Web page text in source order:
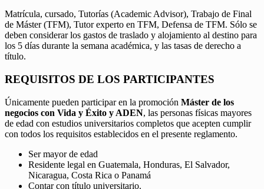
Matrícula, cursado, Tutorías (Academic Advisor), Trabajo de Final
de Máster (TFM), Tutor experto en TFM, Defensa de TFM. Sólo se
deben considerar los gastos de traslado y alojamiento al destino para
los 5 días durante la semana académica, y las tasas de derecho a
título.
REQUISITOS DE LOS PARTICIPANTES
Únicamente pueden participar en la promoción Máster de los
negocios con Vida y Éxito y ADEN, las personas físicas mayores
de edad con estudios universitarios completos que acepten cumplir
con todos los requisitos establecidos en el presente reglamento.
Ser mayor de edad
Residente legal en Guatemala, Honduras, El Salvador,
Nicaragua, Costa Rica o Panamá
Contar con título universitario.